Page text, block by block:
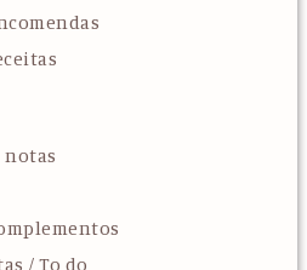
notas
/ To do